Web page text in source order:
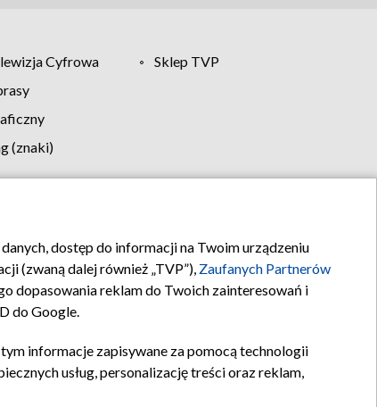
Cyfrowa
Sklep TVP
(znaki)
Kontakt
dostęp do informacji na Twoim urządzeniu
(zwaną dalej również „TVP”), Zaufanych Partnerów
dopasowania reklam do Twoich zainteresowań i
do Google.
tym informacje zapisywane za pomocą technologii
usług, personalizację treści oraz reklam,